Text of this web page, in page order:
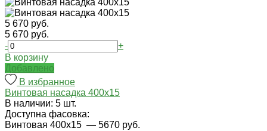
5 670 руб.
5 670 руб.
-
+
В корзину
Добавлено
В избранное
Винтовая насадка 400x15
В наличии: 5 шт.
Доступна фасовка:
Винтовая 400х15 — 5670 руб.